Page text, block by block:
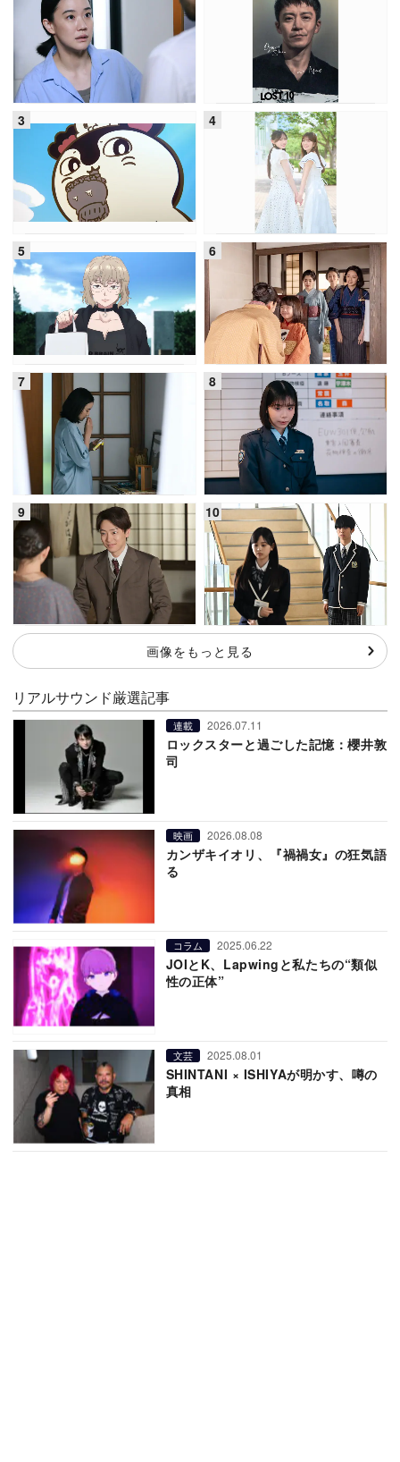
画像をもっと見る
リアルサウンド厳選記事
連載 2026.07.11
ロックスターと過ごした記憶：櫻井敦
司
映画 2026.08.08
カンザキイオリ、『禍禍女』の狂気語
る
コラム 2025.06.22
JOIとK、Lapwingと私たちの“類似
性の正体”
文芸 2025.08.01
SHINTANI × ISHIYAが明かす、噂の
真相